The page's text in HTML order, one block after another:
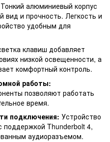
Тонкий алюминиевый корпус
вид и прочность. Легкость и
удобным для
клавиш добавляет
низкой освещенности, а
комфортный контроль.
работы:
позволяют работать
время.
подключения: Устройство
поддержкой Thunderbolt 4,
аудиоразъемом.